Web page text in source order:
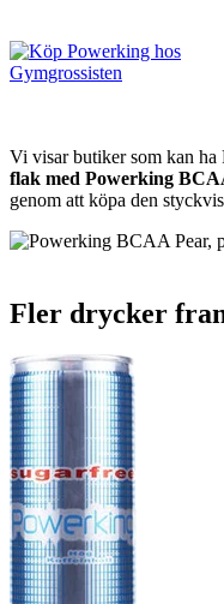
Vi visar butiker som kan
flak med Powerking
genom att köpa den
Fler drycker